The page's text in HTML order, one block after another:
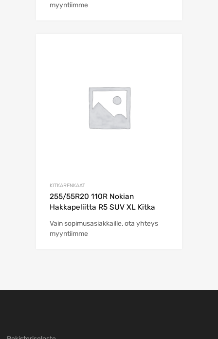
myyntiimme
KITKARENKAAT
255/55R20 110R Nokian
Hakkapeliitta R5 SUV XL Kitka
Vain sopimusasiakkaille, ota yhteys
myyntiimme